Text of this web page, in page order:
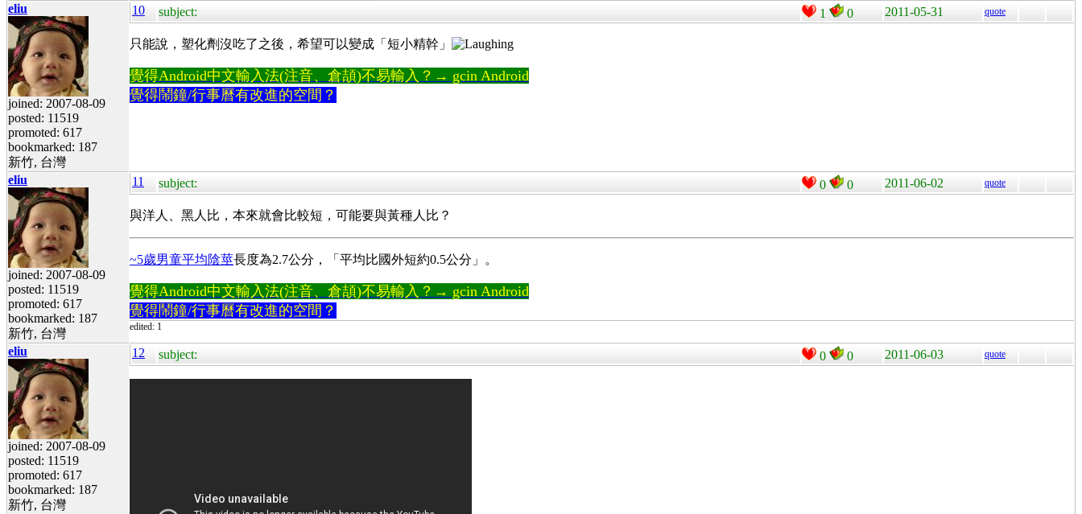
eliu
joined: 2007-08-09
posted: 11519
promoted: 617
bookmarked: 187
新竹, 台灣
10 subject: 1 0 2011-05-31 quote
只能說，塑化劑沒吃了之後，希望可以變成「短小精幹」
覺得Android中文輸入法(注音、倉頡)不易輸入？→ gcin Android
覺得鬧鐘/行事曆有改進的空間？
eliu
joined: 2007-08-09
posted: 11519
promoted: 617
bookmarked: 187
新竹, 台灣
11 subject: 0 0 2011-06-02 quote
與洋人、黑人比，本來就會比較短，可能要與黃種人比？
~5歲男童平均陰莖長度為2.7公分，「平均比國外短約0.5公分」。
覺得Android中文輸入法(注音、倉頡)不易輸入？→ gcin Android
覺得鬧鐘/行事曆有改進的空間？
edited: 1
eliu
joined: 2007-08-09
posted: 11519
promoted: 617
bookmarked: 187
新竹, 台灣
12 subject: 0 0 2011-06-03 quote